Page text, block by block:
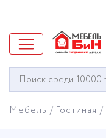
Окно
поиска
Мебель Гостиная